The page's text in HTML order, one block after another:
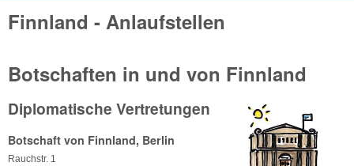
Finnland - Anlaufstellen
Botschaften in und von Finnland
Diplomatische Vertretungen
Botschaft von Finnland, Berlin
Rauchstr. 1